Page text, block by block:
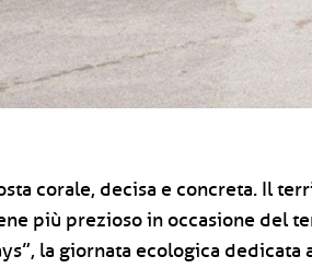
corale, decisa e concreta. Il
più prezioso in occasione del
la giornata ecologica